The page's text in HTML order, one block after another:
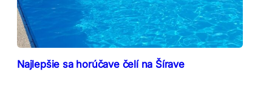
Najlepšie sa horúčave čelí na Šírave